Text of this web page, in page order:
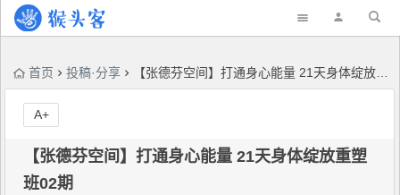
首页 投稿·分享 【张德芬空间】打通身心能量 21天身体绽放重塑班02期
【张德芬空间】打通身心能量 21天身体绽放重塑
班02期
A+